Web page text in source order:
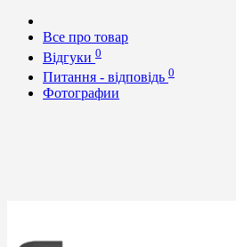
Все про товар
Відгуки 0
Питання - відповідь 0
Фотографии